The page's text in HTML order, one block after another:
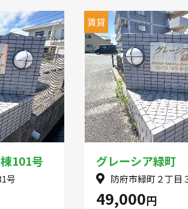
101号
号
賃貸
グレーシア緑町
防府市緑町２丁目
49,000円